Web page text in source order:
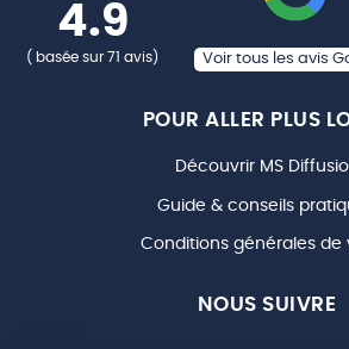
4.9
( basée sur 71 avis) Voir tous les avis
POUR ALLER PLUS
Découvrir MS
Guide & conseils
Conditions générales de
NOUS SUIVRE